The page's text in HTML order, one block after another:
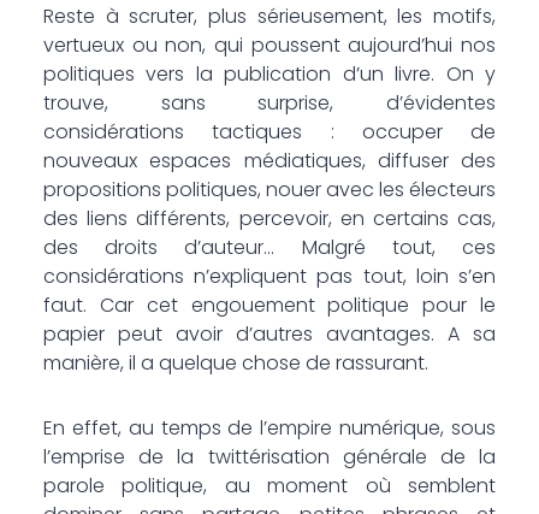
Reste à scruter, plus sérieusement, les motifs,
vertueux ou non, qui poussent aujourd’hui nos
politiques vers la publication d’un livre. On y
trouve, sans surprise, d’évidentes
considérations tactiques : occuper de
nouveaux espaces médiatiques, diffuser des
propositions politiques, nouer avec les électeurs
des liens différents, percevoir, en certains cas,
des droits d’auteur… Malgré tout, ces
considérations n’expliquent pas tout, loin s’en
faut. Car cet engouement politique pour le
papier peut avoir d’autres avantages. A sa
manière, il a quelque chose de rassurant.
En effet, au temps de l’empire numérique, sous
l’emprise de la twittérisation générale de la
parole politique, au moment où semblent